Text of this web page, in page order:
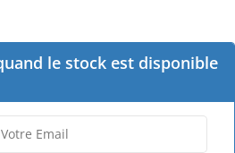
le stock est disponible